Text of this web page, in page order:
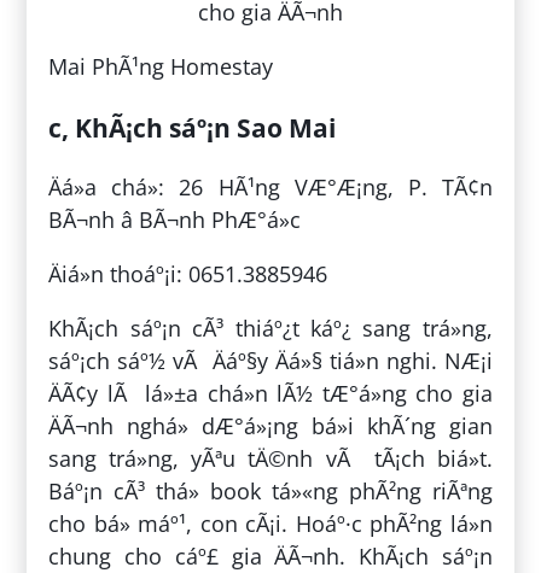
Mai PhÃ¹ng Homestay
c, KhÃ¡ch sáº¡n Sao Mai
Äá»a chá»: 26 HÃ¹ng VÆ°Æ¡ng, P. TÃ¢n
BÃ¬nh â BÃ¬nh PhÆ°á»c
Äiá»n thoáº¡i: 0651.3885946
KhÃ¡ch sáº¡n cÃ³ thiáº¿t káº¿ sang trá»ng,
sáº¡ch sáº½ vÃ Äáº§y Äá»§ tiá»n nghi. NÆ¡i
ÄÃ¢y lÃ lá»±a chá»n lÃ½ tÆ°á»ng cho gia
ÄÃ¬nh nghá» dÆ°á»¡ng bá»i khÃ´ng gian
sang trá»ng, yÃªu tÄ©nh vÃ tÃ¡ch biá»t.
Báº¡n cÃ³ thá» book tá»«ng phÃ²ng riÃªng
cho bá» máº¹, con cÃ¡i. Hoáº·c phÃ²ng lá»n
chung cho cáº£ gia ÄÃ¬nh. KhÃ¡ch sáº¡n